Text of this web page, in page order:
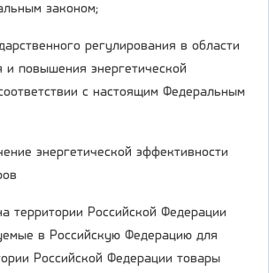
законом;
регулирования в области
и повышения энергетической
с настоящим Федеральным
энергетической эффективности
территории Российской Федерации
в Российскую Федерацию для
Российской Федерации товары